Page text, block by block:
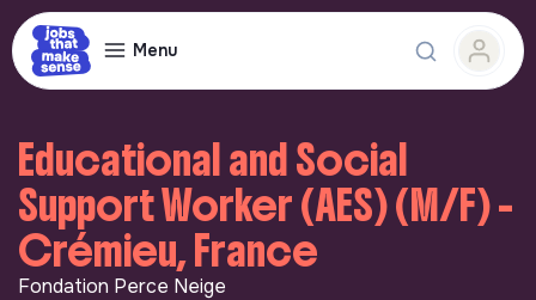
Menu
Educational and Social
Support Worker (AES) (M/F) -
Crémieu, France
Fondation Perce Neige